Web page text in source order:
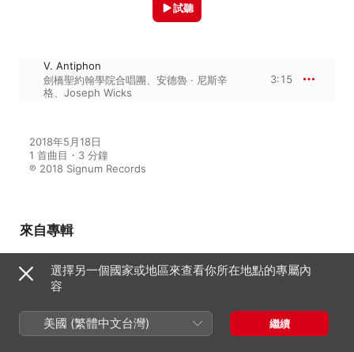
試聽
V. Antiphon
劍橋聖約翰學院合唱團
安德魯 · 尼斯辛
格
Joseph Wicks
3:15
2018年5月18日
1 首曲目・3 分鐘
℗ 2018 Signum Records
來自專輯
Joseph Wicks、安德魯 · 尼斯辛格、劍
橋聖約翰學院合唱團
選擇另一個國家或地區來查看你所在地點的專屬內
容
美國 (繁體中文台灣) 繼續